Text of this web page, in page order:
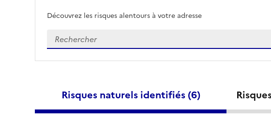
Découvrez les risques alentours à votre adresse
Veuillez renseigner votre adresse exacte
Risques naturels identifiés (6)